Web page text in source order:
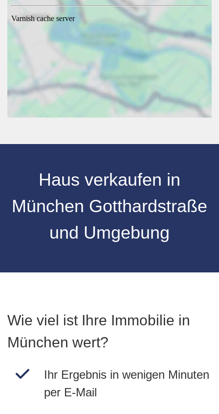
Haus verkaufen in
München Gotthardstraße
und Umgebung
Wie viel ist Ihre Immobilie in
München wert?
Ihr Ergebnis in wenigen Minuten
per E-Mail